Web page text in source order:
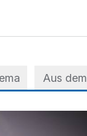
Aus